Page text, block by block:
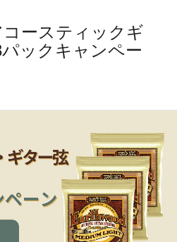
コースティックギ
ックキャンペー